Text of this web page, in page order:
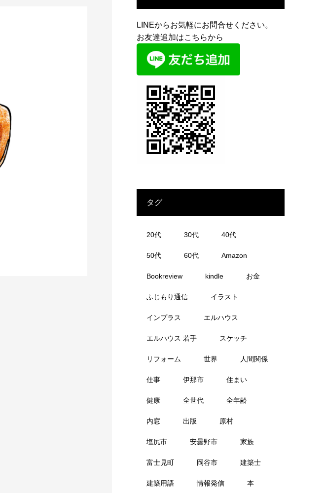
LINEからお気軽にお問合せください。
お友達追加はこちらから
タグ
20代 30代 40代
50代 60代 Amazon
Bookreview kindle お金
ふじもり通信 イラスト
インプラス エルハウス
エルハウス 若手 スケッチ
リフォーム 世界 人間関係
仕事 伊那市 住まい
健康 全世代 全年齢
内窓 出版 原村
塩尻市 安曇野市 家族
富士見町 岡谷市 建築士
建築用語 情報発信 本